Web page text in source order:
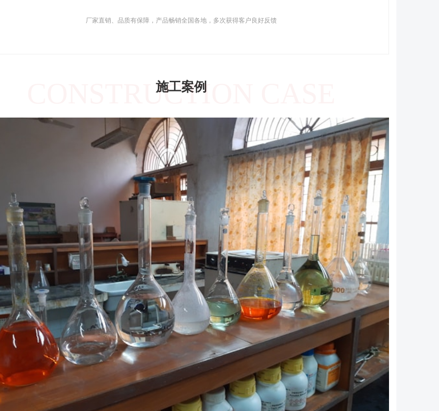
厂家直销、品质有保障，产品畅销全国各地，多次获得客户良好反馈
施工案例
CONSTRUCTION CASE